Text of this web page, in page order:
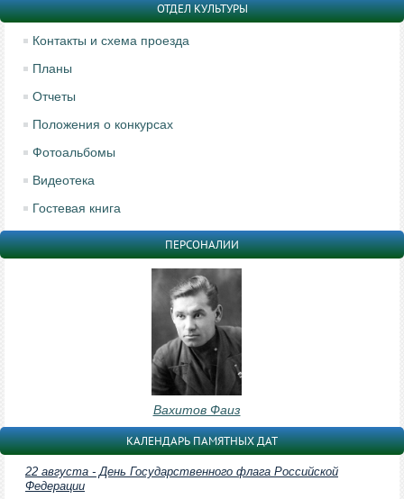
ОТДЕЛ КУЛЬТУРЫ
Контакты и схема проезда
Планы
Отчеты
Положения о конкурсах
Фотоальбомы
Видеотека
Гостевая книга
ПЕРСОНАЛИИ
Вахитов Фаиз
КАЛЕНДАРЬ ПАМЯТНЫХ ДАТ
22 августа - День Государственного флага Российской
Федерации